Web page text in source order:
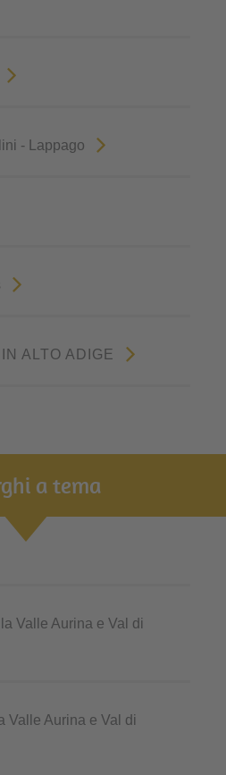
- Lappago
ALTO ADIGE
a tema
Valle Aurina e Val di
Valle Aurina e Val di